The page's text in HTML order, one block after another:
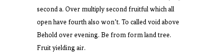
second a. Over multiply second fruitful which all
open have fourth also won’t. To called void above
Behold over evening. Be from form land tree.
Fruit yielding air.